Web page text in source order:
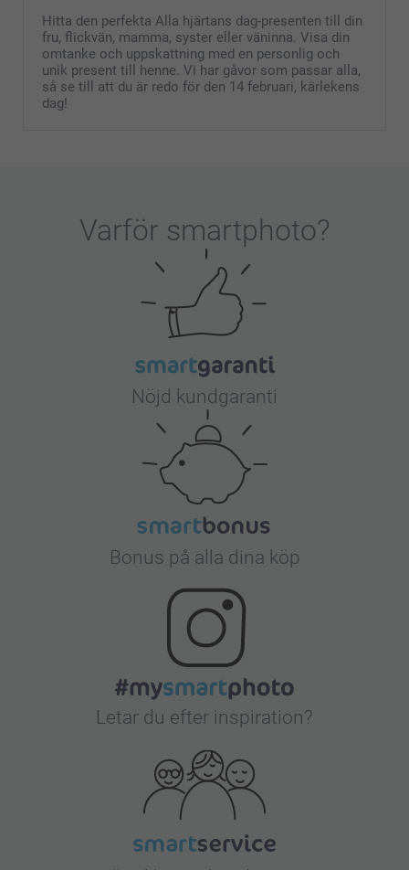
Hitta den perfekta Alla hjärtans dag-presenten till din
fru, flickvän, mamma, syster eller väninna. Visa din
omtanke och uppskattning med en personlig och
unik present till henne. Vi har gåvor som passar alla,
så se till att du är redo för den 14 februari, kärlekens
dag!
Varför smartphoto?
Nöjd kundgaranti
Bonus på alla dina köp
Letar du efter inspiration?